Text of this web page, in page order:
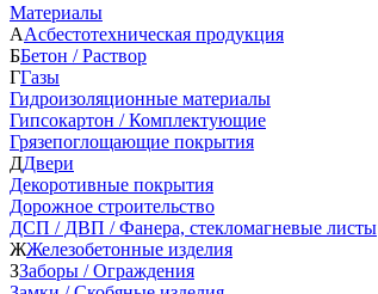
Материалы
ААсбестотехническая продукция
ББетон / Раствор
ГГазы
Гидроизоляционные материалы
Гипсокартон / Комплектующие
Грязепоглощающие покрытия
ДДвери
Декоротивные покрытия
Дорожное строительство
ДСП / ДВП / Фанера, стекломагневые листы
ЖЖелезобетонные изделия
ЗЗаборы / Ограждения